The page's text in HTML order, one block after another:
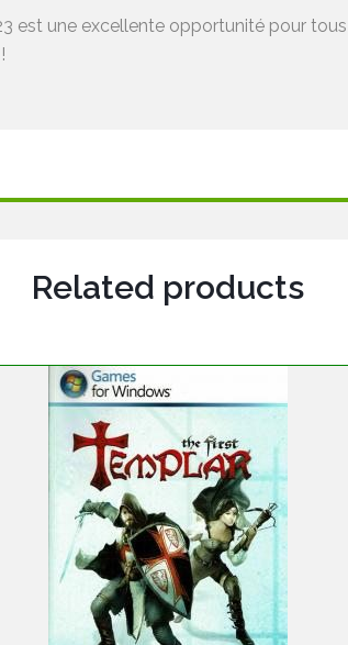
est une excellente opportunité pour
Related products